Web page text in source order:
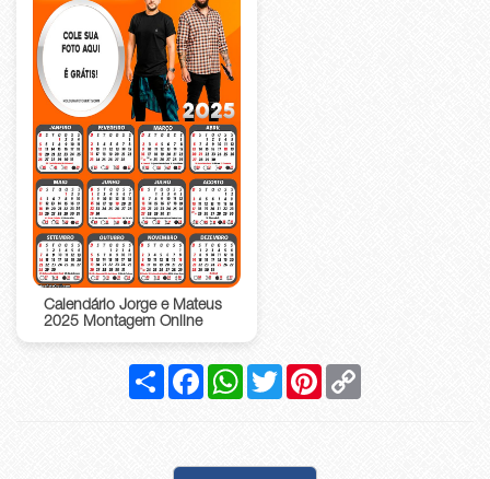
Calendário Jorge e Mateus
2025 Montagem Online
CompartilharFacebookWhatsApp
Twitter Pinterest